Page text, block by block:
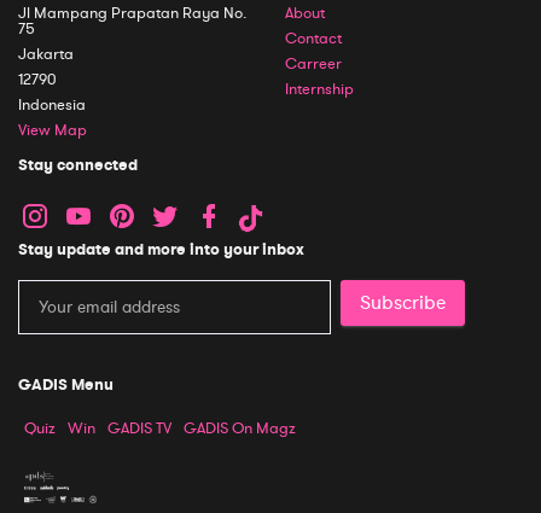
Jl Mampang Prapatan Raya No.
75
Jakarta
12790
Indonesia
View Map
About
Contact
Carreer
Internship
Stay connected
Stay update and more into your inbox
Subscribe
GADIS Menu
Quiz Win GADIS TV GADIS On Magz